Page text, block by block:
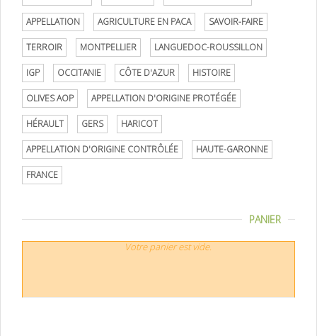
APPELLATION AGRICULTURE EN PACA SAVOIR-FAIRE
TERROIR MONTPELLIER LANGUEDOC-ROUSSILLON
IGP OCCITANIE CÔTE D'AZUR HISTOIRE
OLIVES AOP APPELLATION D'ORIGINE PROTÉGÉE
HÉRAULT GERS HARICOT
APPELLATION D'ORIGINE CONTRÔLÉE HAUTE-GARONNE
FRANCE
PANIER
Votre panier est vide.